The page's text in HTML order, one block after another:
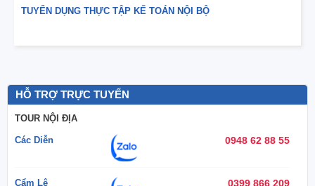
TUYỂN DỤNG THỰC TẬP KẾ TOÁN NỘI BỘ
HỖ TRỢ TRỰC TUYẾN
TOUR NỘI ĐỊA
Các Diễn 0948 62 88 55
Cẩm Lệ 0399 866 209